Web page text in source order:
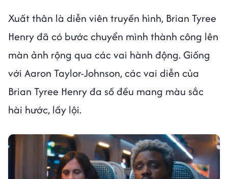
Xuất thân là diễn viên truyền hình, Brian Tyree
Henry đã có bước chuyển mình thành công lên
màn ảnh rộng qua các vai hành động. Giống
với Aaron Taylor-Johnson, các vai diễn của
Brian Tyree Henry đa số đều mang màu sắc
hài hước, lầy lội.